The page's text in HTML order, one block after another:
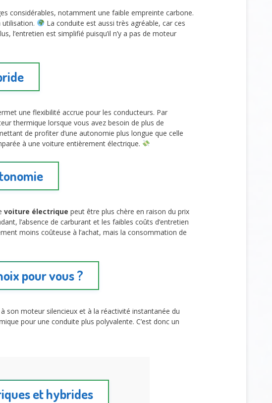
considérables, notamment une faible empreinte carbone.
La conduite est aussi très agréable, car ces
l’entretien est simplifié puisqu’il n’y a pas de moteur
une flexibilité accrue pour les conducteurs. Par
thermique lorsque vous avez besoin de plus de
de profiter d’une autonomie plus longue que celle
à une voiture entièrement électrique.
voiture électrique peut être plus chère en raison du prix
l’absence de carburant et les faibles coûts d’entretien
moins coûteuse à l’achat, mais la consommation de
pour vous ?
son moteur silencieux et à la réactivité instantanée du
pour une conduite plus polyvalente. C’est donc un
et hybrides